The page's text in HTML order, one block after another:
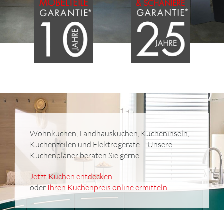
Wohnküchen, Landhausküchen, Kücheninseln,
Küchenzeilen und Elektrogeräte – Unsere
Küchenplaner beraten Sie gerne.
Jetzt Küchen entdecken
oderIhren Küchenpreis online ermitteln